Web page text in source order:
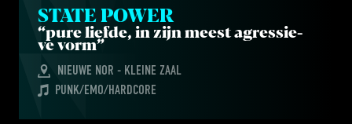
STA­TE POWER
“pure lief­de, in zijn meest agres­sie­
ve vorm”
NIEUWE NOR - KLEINE ZAAL
PUNK/EMO/HARDCORE